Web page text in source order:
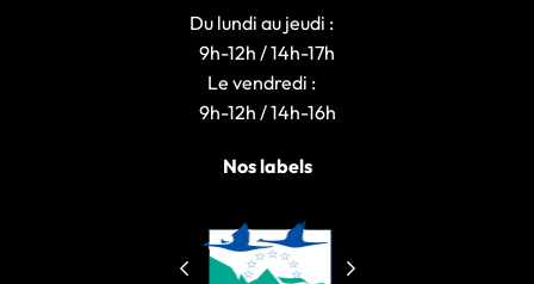
Du lundi au jeudi :
9h-12h / 14h-17h
Le vendredi :
9h-12h / 14h-16h
Nos labels